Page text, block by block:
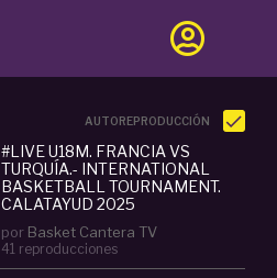
AUTOREPRODUCCIÓN
#LIVE U18M. FRANCIA VS
TURQUÍA.- INTERNATIONAL
BASKETBALL TOURNAMENT.
CALATAYUD 2025
por Basket Cantera TV
41 reproducciones